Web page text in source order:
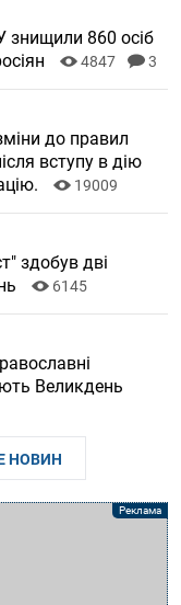
знищили 860 осіб
4847 3
до правил
вступу в дію
19009
здобув дві
6145
Великдень
НОВИН